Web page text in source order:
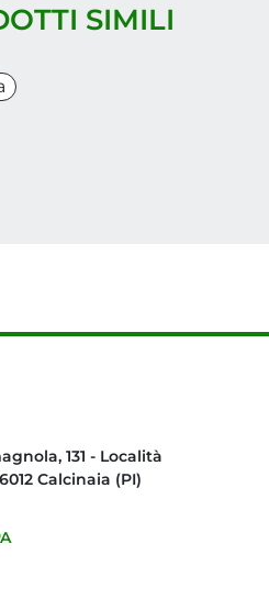
SIMILI
131 - Località
Calcinaia (PI)